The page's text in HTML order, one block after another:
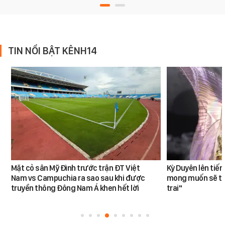
TIN NỔI BẬT KÊNH14
Mặt cỏ sân Mỹ Đình trước trận ĐT Việt
Nam vs Campuchia ra sao sau khi được
truyền thông Đông Nam Á khen hết lời
Kỳ Duyên lên
mong muốn sẽ
trai"